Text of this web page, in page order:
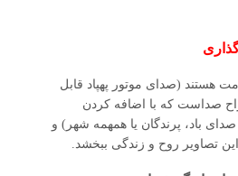
هستند (صدای موتور پهپاد قابل
صداست که با اضافه کردن
باد، پرندگان یا همهمه شهر) و
تصاویر روح و زندگی ببخشد.